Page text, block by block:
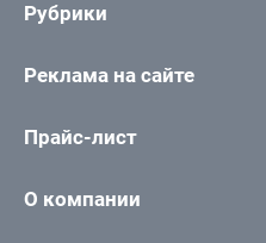
Рубрики
Реклама на сайте
Прайс-лист
О компании